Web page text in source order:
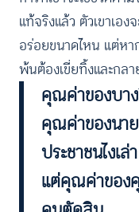
แท้จริงแล้ว ตัวเขาเอง
อร่อยขนาดไหน แต่ห
พ้นต้องเขี่ยทิ้งและกล
คุณค่าของบา
คุณค่าของนา
ประชาชนไงเล่า
แต่คุณค่าของ